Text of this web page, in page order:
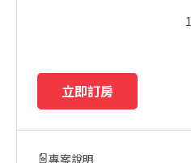
1
立即訂房
專案說明